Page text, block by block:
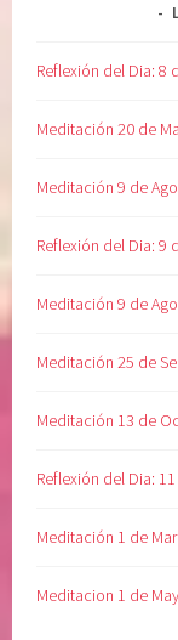
Reflexión del Dia: 8
Meditación 20 de
Meditación 9 de
Reflexión del Dia: 9
Meditación 9 de
Meditación 25 de
Meditación 13 de
Reflexión del Dia:
Meditación 1 de
Meditacion 1 de